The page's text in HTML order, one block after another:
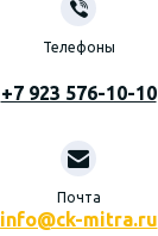
Телефоны
+7 923 576-10-10
Почта
info@ck-mitra.ru